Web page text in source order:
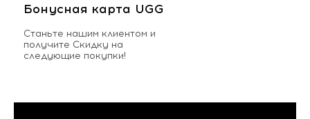
Бонусная карта UGG
Станьте нашим клиентом и
получите Скидку на
следующие покупки!